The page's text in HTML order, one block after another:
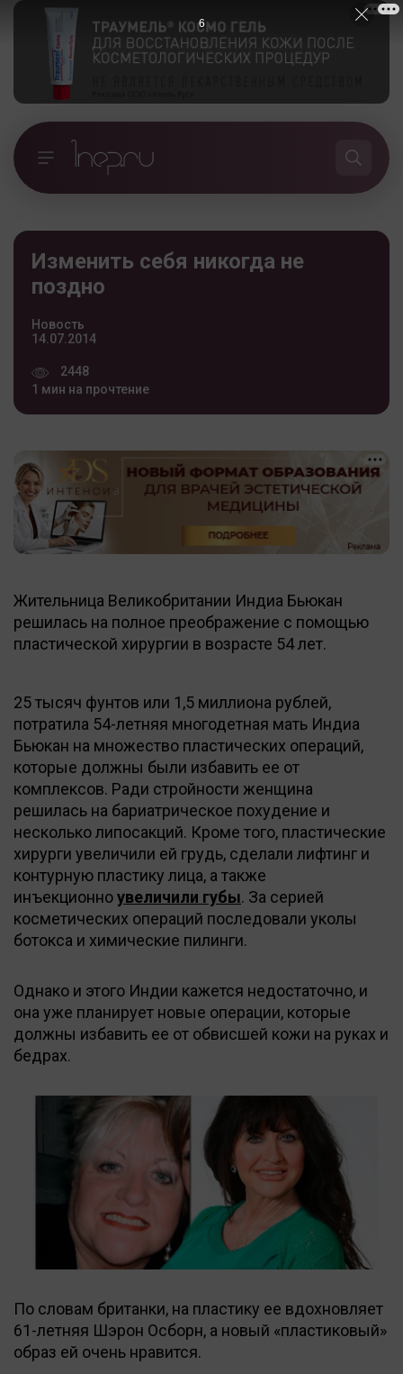
Изменить себя никогда не
поздно
Новость
14.07.2014
2448
1 мин на прочтение
Жительница Великобритании Индиа Бьюкан
решилась на полное преображение с помощью
пластической хирургии в возрасте 54 лет.
25 тысяч фунтов или 1,5 миллиона рублей,
потратила 54-летняя многодетная мать Индиа
Бьюкан на множество пластических операций,
которые должны были избавить ее от
комплексов. Ради стройности женщина
решилась на бариатрическое похудение и
несколько липосакций. Кроме того, пластические
хирурги увеличили ей грудь, сделали лифтинг и
контурную пластику лица, а также
инъекционноувеличили губы. За серией
косметических операций последовали уколы
ботокса и химические пилинги.
Однако и этого Индии кажется недостаточно, и
она уже планирует новые операции, которые
должны избавить ее от обвисшей кожи на руках и
бедрах.
По словам британки, на пластику ее вдохновляет
61-летняя Шэрон Осборн, а новый «пластиковый»
образ ей очень нравится.
5